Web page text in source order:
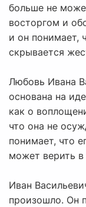
больше не
восторгом и
и он понимает,
скрывается
Любовь Ивана
основана на
как о
что она не
понимает, что
может верить в
Иван
произошло. Он